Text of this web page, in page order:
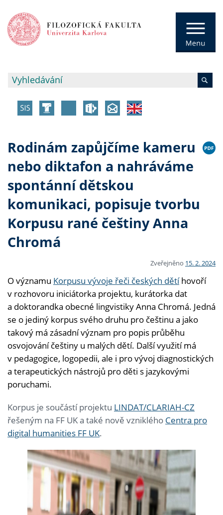
Rodinám zapůjčíme kameru
nebo diktafon a nahráváme
spontánní dětskou
komunikaci, popisuje tvorbu
Korpusu rané češtiny Anna
Chromá
Zveřejněno 15. 2. 2024
O významu Korpusu vývoje řeči českých dětíhovoří
v rozhovoru iniciátorka projektu, kurátorka dat
a doktorandka obecné lingvistiky Anna Chromá. Jedná
se o jediný korpus svého druhu pro češtinu a jako
takový má zásadní význam pro popis průběhu
osvojování češtiny u malých dětí. Další využití má
v pedagogice, logopedii, ale i pro vývoj diagnostických
a terapeutických nástrojů pro děti s jazykovými
poruchami.
Korpus je součástí projektu LINDAT/CLARIAH-CZ
řešeným na FF UK a také nově vzniklého Centra pro
digital humanities FF UK.